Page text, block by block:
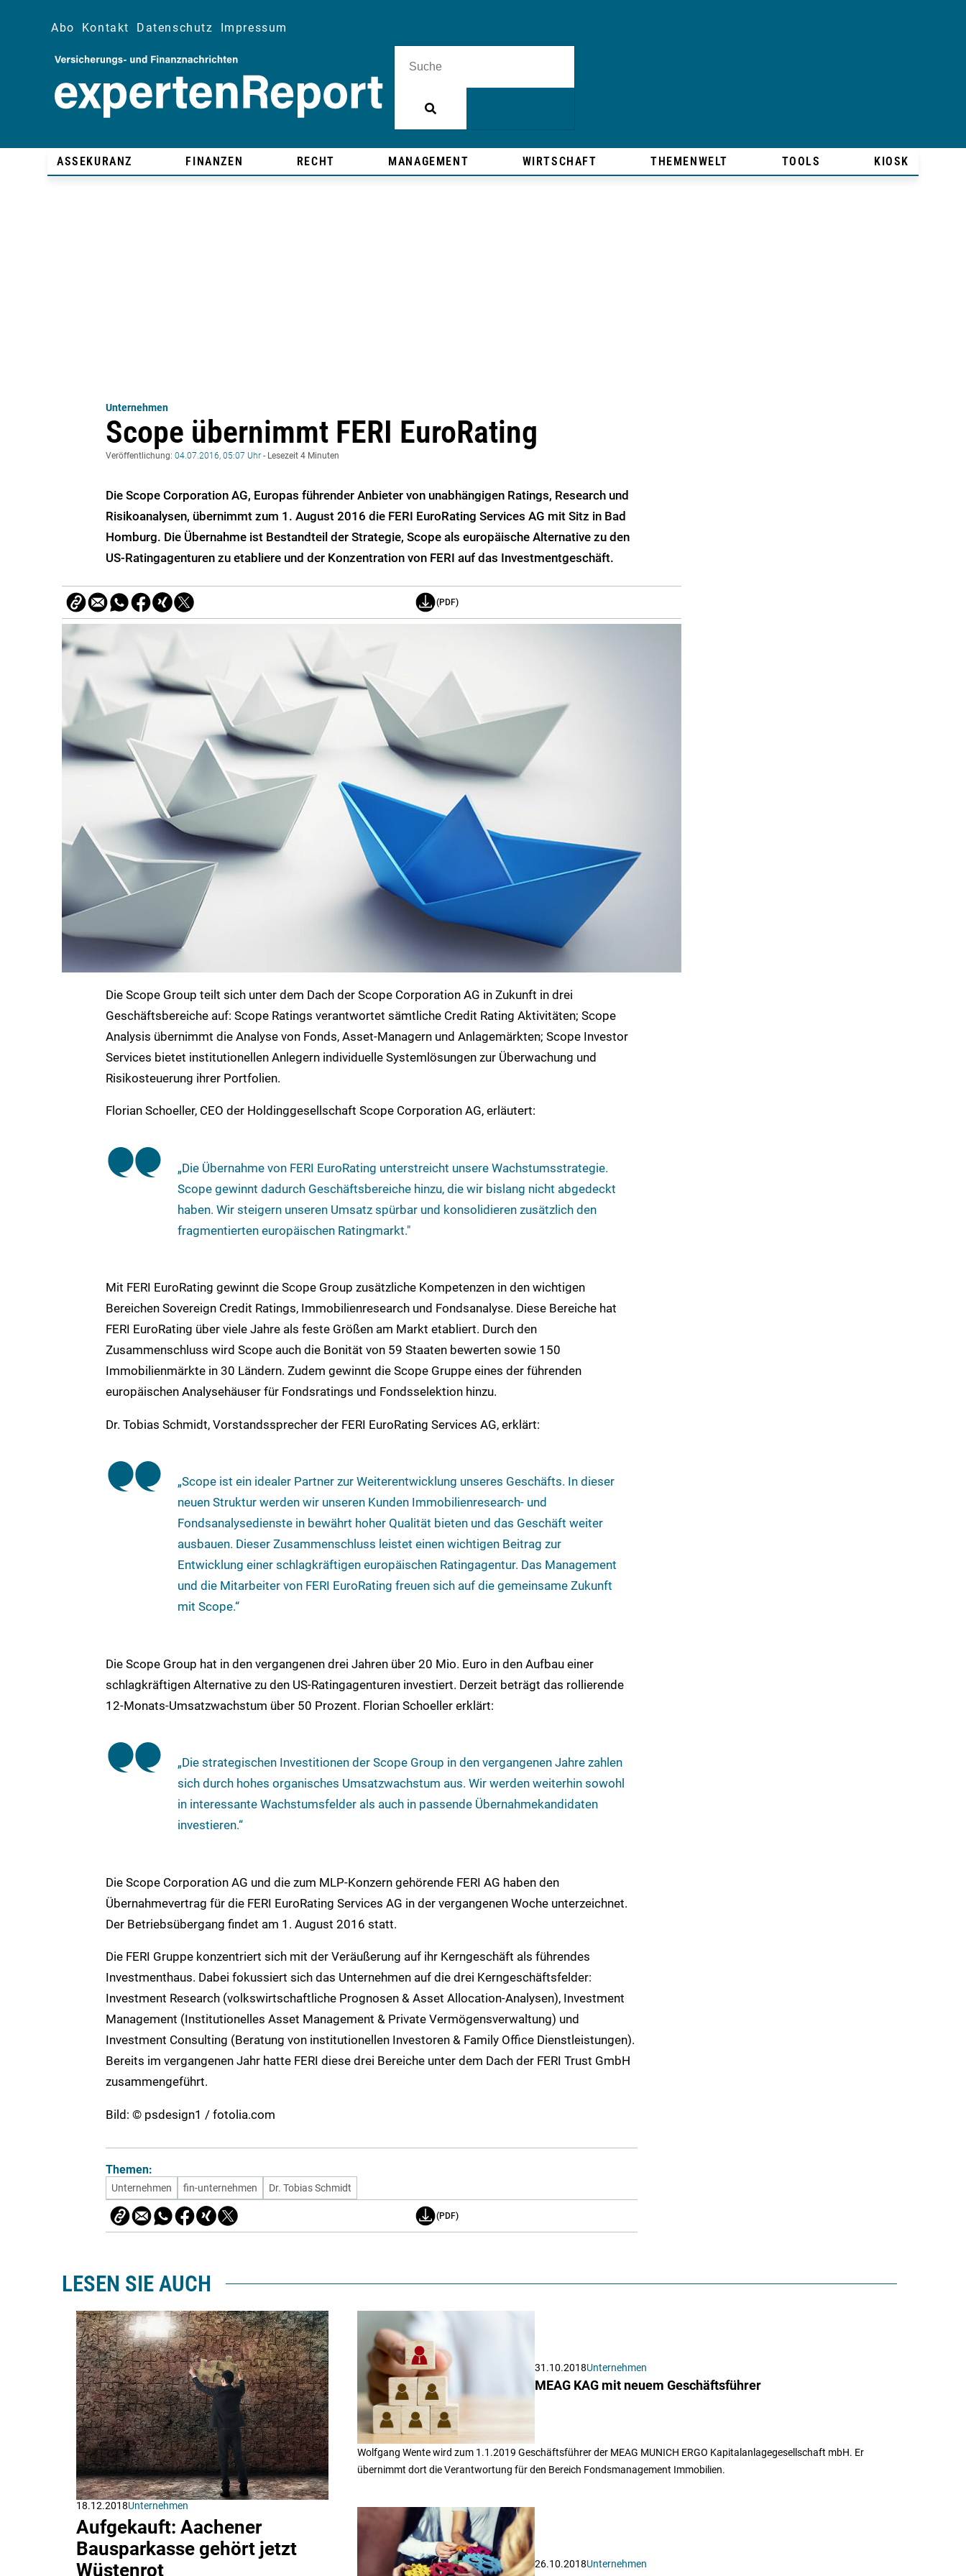
Abo Kontakt Datenschutz Impressum
ASSEKURANZ FINANZEN RECHT MANAGEMENT WIRTSCHAFT THEMENWELT TOOLS KIOSK
Unternehmen
Scope übernimmt FERI EuroRating
Veröffentlichung: 04.07.2016, 05:07 Uhr - Lesezeit 4 Minuten
Die Scope Corporation AG, Europas führender Anbieter von unabhängigen Ratings, Research und
Risikoanalysen, übernimmt zum 1. August 2016 die FERI EuroRating Services AG mit Sitz in Bad
Homburg. Die Übernahme ist Bestandteil der Strategie, Scope als europäische Alternative zu den
US-Ratingagenturen zu etabliere und der Konzentration von FERI auf das Investmentgeschäft.
(PDF)
Die Scope Group teilt sich unter dem Dach der Scope Corporation AG in Zukunft in drei
Geschäftsbereiche auf: Scope Ratings verantwortet sämtliche Credit Rating Aktivitäten; Scope
Analysis übernimmt die Analyse von Fonds, Asset-Managern und Anlagemärkten; Scope Investor
Services bietet institutionellen Anlegern individuelle Systemlösungen zur Überwachung und
Risikosteuerung ihrer Portfolien.
Florian Schoeller, CEO der Holdinggesellschaft Scope Corporation AG, erläutert:
„Die Übernahme von FERI EuroRating unterstreicht unsere Wachstumsstrategie.
Scope gewinnt dadurch Geschäftsbereiche hinzu, die wir bislang nicht abgedeckt
haben. Wir steigern unseren Umsatz spürbar und konsolidieren zusätzlich den
fragmentierten europäischen Ratingmarkt."
Mit FERI EuroRating gewinnt die Scope Group zusätzliche Kompetenzen in den wichtigen
Bereichen Sovereign Credit Ratings, Immobilienresearch und Fondsanalyse. Diese Bereiche hat
FERI EuroRating über viele Jahre als feste Größen am Markt etabliert. Durch den
Zusammenschluss wird Scope auch die Bonität von 59 Staaten bewerten sowie 150
Immobilienmärkte in 30 Ländern. Zudem gewinnt die Scope Gruppe eines der führenden
europäischen Analysehäuser für Fondsratings und Fondsselektion hinzu.
Dr. Tobias Schmidt, Vorstandssprecher der FERI EuroRating Services AG, erklärt:
„Scope ist ein idealer Partner zur Weiterentwicklung unseres Geschäfts. In dieser
neuen Struktur werden wir unseren Kunden Immobilienresearch- und
Fondsanalysedienste in bewährt hoher Qualität bieten und das Geschäft weiter
ausbauen. Dieser Zusammenschluss leistet einen wichtigen Beitrag zur
Entwicklung einer schlagkräftigen europäischen Ratingagentur. Das Management
und die Mitarbeiter von FERI EuroRating freuen sich auf die gemeinsame Zukunft
mit Scope.“
Die Scope Group hat in den vergangenen drei Jahren über 20 Mio. Euro in den Aufbau einer
schlagkräftigen Alternative zu den US-Ratingagenturen investiert. Derzeit beträgt das rollierende
12-Monats-Umsatzwachstum über 50 Prozent. Florian Schoeller erklärt:
„Die strategischen Investitionen der Scope Group in den vergangenen Jahre zahlen
sich durch hohes organisches Umsatzwachstum aus. Wir werden weiterhin sowohl
in interessante Wachstumsfelder als auch in passende Übernahmekandidaten
investieren.“
Die Scope Corporation AG und die zum MLP-Konzern gehörende FERI AG haben den
Übernahmevertrag für die FERI EuroRating Services AG in der vergangenen Woche unterzeichnet.
Der Betriebsübergang findet am 1. August 2016 statt.
Die FERI Gruppe konzentriert sich mit der Veräußerung auf ihr Kerngeschäft als führendes
Investmenthaus. Dabei fokussiert sich das Unternehmen auf die drei Kerngeschäftsfelder:
Investment Research (volkswirtschaftliche Prognosen & Asset Allocation-Analysen), Investment
Management (Institutionelles Asset Management & Private Vermögensverwaltung) und
Investment Consulting (Beratung von institutionellen Investoren & Family Office Dienstleistungen).
Bereits im vergangenen Jahr hatte FERI diese drei Bereiche unter dem Dach der FERI Trust GmbH
zusammengeführt.
Bild: © psdesign1 / fotolia.com
Themen:
Unternehmen fin-unternehmen Dr. Tobias Schmidt
(PDF)
LESEN SIE AUCH
18.12.2018Unternehmen
Aufgekauft: Aachener
Bausparkasse gehört jetzt
Wüstenrot
31.10.2018Unternehmen
MEAG KAG mit neuem Geschäftsführer
Wolfgang Wente wird zum 1.1.2019 Geschäftsführer der MEAG MUNICH ERGO Kapitalanlagegesellschaft mbH. Er
übernimmt dort die Verantwortung für den Bereich Fondsmanagement Immobilien.
26.10.2018Unternehmen